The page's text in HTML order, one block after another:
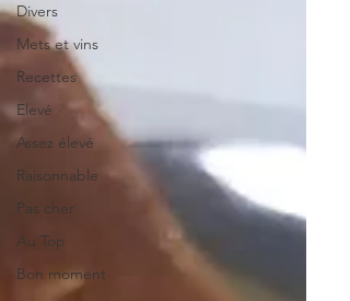
Divers
Mets et vins
Recettes
Elevé
Assez élevé
Raisonnable
Pas cher
Au Top
Bon moment